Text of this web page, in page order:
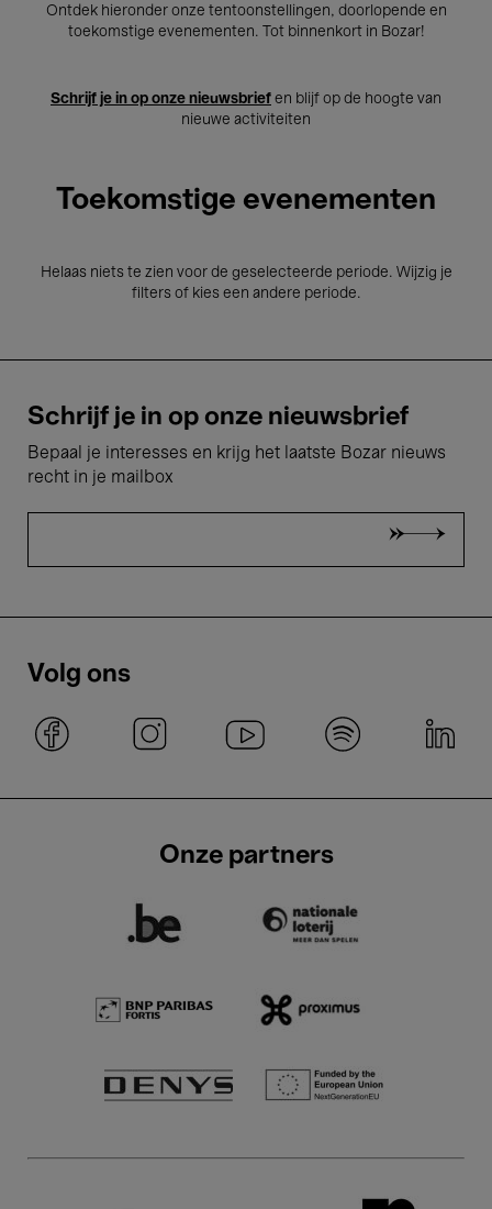
Ontdek hieronder onze tentoonstellingen, doorlopende en
toekomstige evenementen. Tot binnenkort in Bozar!
Schrijf je in op onze nieuwsbrief en blijf op de hoogte van
nieuwe activiteiten
Toekomstige evenementen
Helaas niets te zien voor de geselecteerde periode. Wijzig je
filters of kies een andere periode.
Schrijf je in op onze nieuwsbrief
Bepaal je interesses en krijg het laatste Bozar nieuws
recht in je mailbox
Volg ons
Onze partners